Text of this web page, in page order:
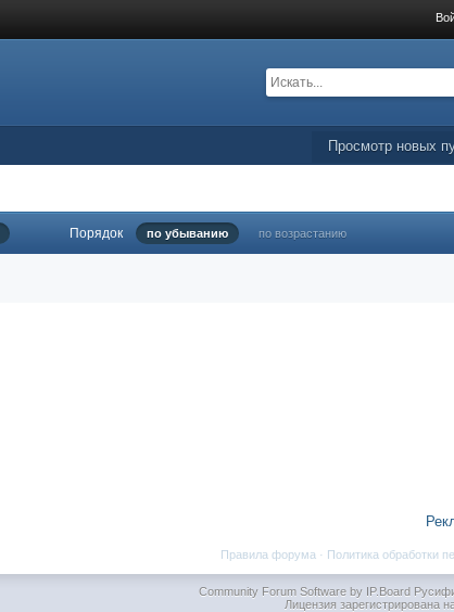
Просмотр новых
Порядок по убыванию по возрастанию
Политика обработки
Правила форума ·
Community Forum Software by IP.Board
Лицензия зарегистрирована